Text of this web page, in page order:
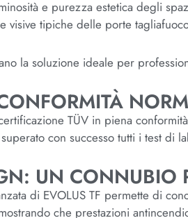
e purezza estetica degli
visive tipiche delle porte
la soluzione ideale per
TÜV in piena
con successo tutti i test di
UN CONNUBIO
di EVOLUS TF permette di
che prestazioni